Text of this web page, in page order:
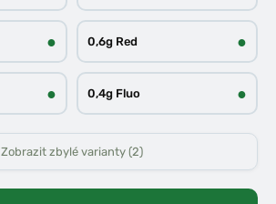
● 0,6g Red ●
● 0,4g Fluo ●
Zobrazit zbylé varianty (2)